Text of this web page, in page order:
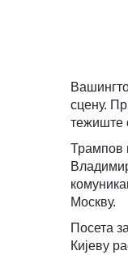
сцену.
тежиште
Трампов
Москву.
Посета
Кијеву